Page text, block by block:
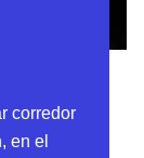
corredor
en el